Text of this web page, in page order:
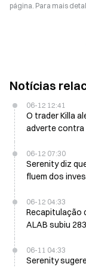
página. Para mais
Notícias
06-12 12:41
O trader Killa
adverte contra
06-12 07:30
Serenity diz
fluem dos
06-12 04:33
Recapitulação
ALAB subiu
06-11 04:33
Serenity